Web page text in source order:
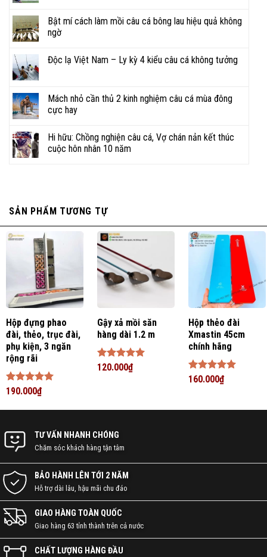
Chuyên tư vấn, lựa chọn, mua sắm, báo giá các
ĐẠI LÝ PHÂN PHỐI DỤNG CỤ ĐI
CÂU CHÍNH HÃNG • ĐỒ CÂU
KẾT NỐI VỚI CHÚNG TÔI NGAY!
086 793 7997
Facebook YouTube
Website Shopee Sendo
Bật mí cách làm mồi câu cá bông lau hiệu quả không
ngờ
Độc lạ Việt Nam – Ly kỳ 4 kiểu câu cá không tưởng
Mách nhỏ cần thủ 2 kinh nghiệm câu cá mùa đông
cực hay
Hi hữu: Chồng nghiện câu cá, Vợ chán nản kết thúc
cuộc hôn nhân 10 năm
SẢN PHẨM TƯƠNG TỰ
Hộp đựng phao
đài, thẻo, trục đài,
phụ kiện, 3 ngăn
rộng rãi
Được xếp
sao
190.000₫
Gậy xả mồi săn
hàng dài 1.2 m
Được xếp
120.000₫
Hộp thẻo đài
Xmastin 45cm
chính hãng
Được xếp
160.000₫
TƯ VẤN NHANH CHÓNG
Chăm sóc khách hàng tận tâm
BẢO HÀNH LÊN TỚI 2 NĂM
Hỗ trợ dài lâu, hậu mãi chu đáo
GIAO HÀNG TOÀN QUỐC
Giao hàng 63 tỉnh thành trên cả nước
CHẤT LƯỢNG HÀNG ĐẦU